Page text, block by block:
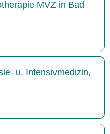
MVZ in Bad
u. Intensivmedizin,